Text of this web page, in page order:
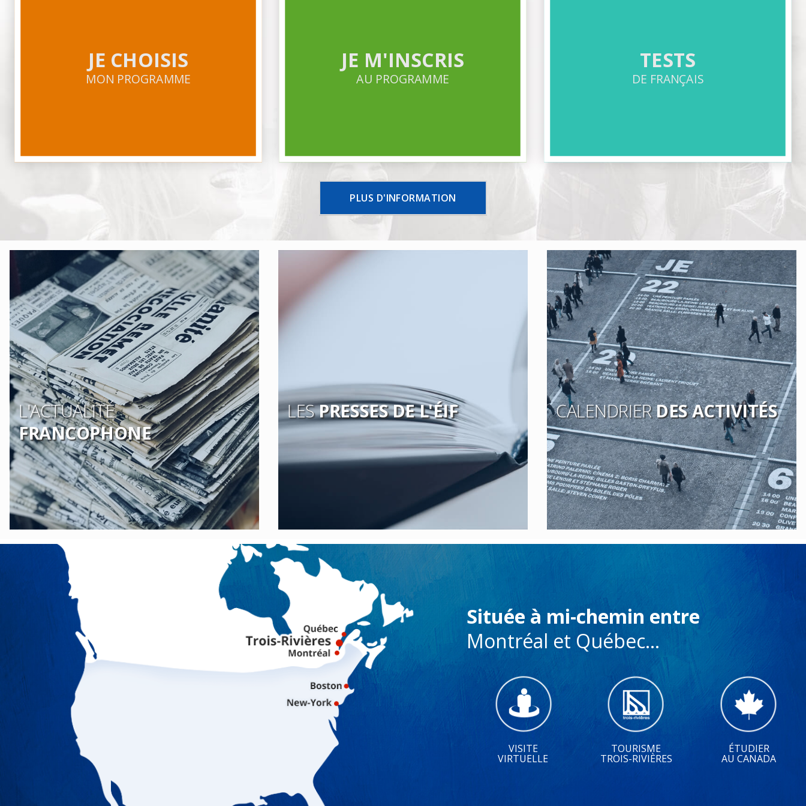
JE CHOISIS
MON PROGRAMME
JE M'INSCRIS
AU PROGRAMME
TESTS
DE FRANÇAIS
PLUS D'INFORMATION
L'ACTUALITÉ
FRANCOPHONE
LESPRESSES DE L'ÉIF CALENDRIERDES ACTIVITÉS
Située à mi-chemin entre
Montréal et Québec...
VISITE
VIRTUELLE
TOURISME
TROIS-RIVIÈRES
ÉTUDIER
AU CANADA